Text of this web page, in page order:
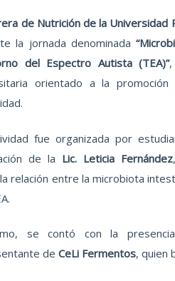
de Nutrición de la Universidad
la jornada denominada
del Espectro Autista (TEA)”
orientado a la
fue organizada por
de la Lic. Leticia Fernández
relación entre la microbiota
se contó con la
deCeLi Fermentos, quien